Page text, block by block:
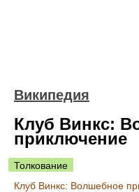
Википедия
Клуб Винкс:
приключение
Толкование
Клуб Винкс: Волшебное